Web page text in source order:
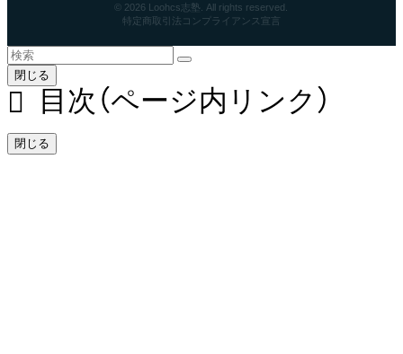
© 2026 Loohcs志塾. All rights reserved.
特定商取引法 コンプライアンス宣言
閉じる
目次（ページ内リンク）
閉じる